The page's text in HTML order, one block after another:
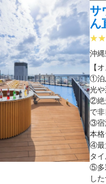
サ
ん
沖
【
①泊
光
②絶
で
③宿
本
④最
タ
⑤多
し